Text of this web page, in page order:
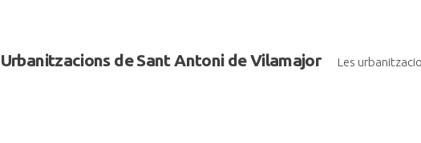
de Sant Antoni de Vilamajor Les